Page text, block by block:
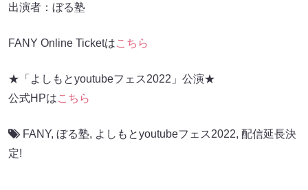
出演者：ぼる塾
FANY Online Ticketはこちら
★「よしもとyoutubeフェス2022」公演★
公式HPはこちら
FANY, ぼる塾, よしもとyoutubeフェス2022, 配信延長決
定!